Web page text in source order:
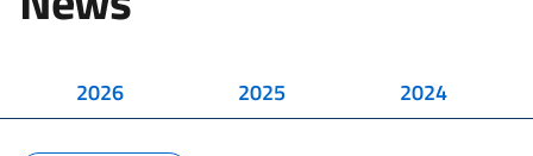
2026 2025 2024